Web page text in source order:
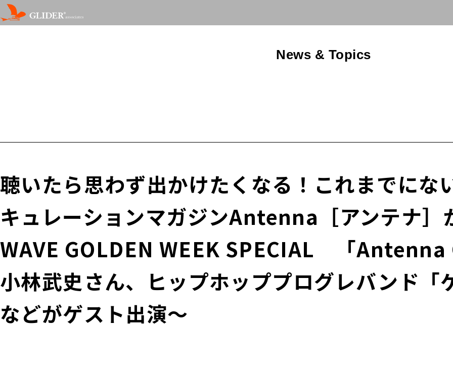
News & Topics
聴いたら思わず出かけたくなる！これまでにな
キュレーションマガジンAntenna［アンテナ］
WAVE GOLDEN WEEK SPECIAL 「Antenna
小林武史さん、ヒップホッププログレバンド「
などがゲスト出演～